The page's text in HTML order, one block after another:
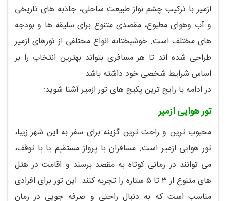
ازمیر با ترکیب چشم نواز طبیعت ساحلی، جاذبه های تاریخی
و آب وهوای مطبوع، مقصدی متنوع برای سلیقه ها و بودجه
های مختلف است. خوشبختانه انواع مختلفی از تورهای ازمیر
طراحی شده اند تا هر مسافری بتواند بهترین انتخاب را بر
اساس شرایط شخصی خود داشته باشد.
در ادامه با رایج ترین پکیج های تور ازمیر آشنا شوید:
تور هوایی ازمیر
محبوب ترین و راحت ترین گزینه برای سفر به این شهر زیبا،
تور هوایی ازمیر است. مسافران با پرواز مستقیم یا با توقف،
می توانند در زمانی کوتاه به مقصد برسند و اقامت در هتل
های متنوع از ۳ تا ۵ ستاره را تجربه کنند. این تور برای افرادی
مناسب است که به دنبال راحتی و صرفه جویی در زمان